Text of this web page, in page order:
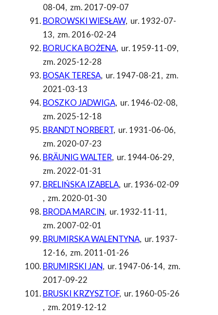
08-04, zm. 2017-09-07
BOROWSKI WIESŁAW, ur. 1932-07-
13, zm. 2016-02-24
BORUCKA BOŻENA, ur. 1959-11-09,
zm. 2025-12-28
BOSAK TERESA, ur. 1947-08-21, zm.
2021-03-13
BOSZKO JADWIGA, ur. 1946-02-08,
zm. 2025-12-18
BRANDT NORBERT, ur. 1931-06-06,
zm. 2020-07-23
BRÄUNIG WALTER, ur. 1944-06-29,
zm. 2022-01-31
BRELIŃSKA IZABELA, ur. 1936-02-09
, zm. 2020-01-30
BRODA MARCIN, ur. 1932-11-11,
zm. 2007-02-01
BRUMIRSKA WALENTYNA, ur. 1937-
12-16, zm. 2011-01-26
BRUMIRSKI JAN, ur. 1947-06-14, zm.
2017-09-22
BRUSKI KRZYSZTOF, ur. 1960-05-26
, zm. 2019-12-12